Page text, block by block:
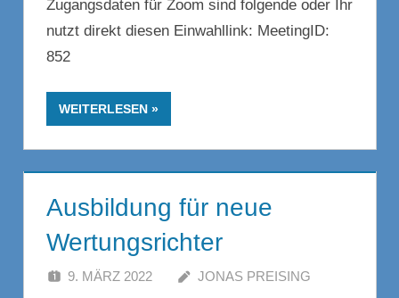
Zugangsdaten für Zoom sind folgende oder Ihr
nutzt direkt diesen Einwahllink: MeetingID:
852
WEITERLESEN
Ausbildung für neue
Wertungsrichter
9. MÄRZ 2022 JONAS PREISING